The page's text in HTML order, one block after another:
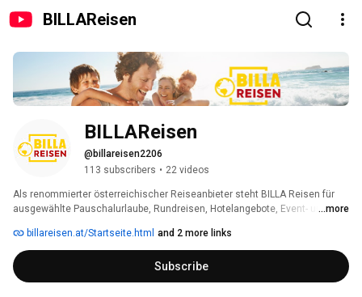
BILLAReisen
BILLAReisen
@billareisen2206
113 subscribers • 22 videos
Als renommierter österreichischer Reiseanbieter steht BILLA Reisen für
ausgewählte Pauschalurlaube, Rundreisen, Hotelangebote, Event- und ...more
billareisen.at/Startseite.html and 2 more links
Subscribe